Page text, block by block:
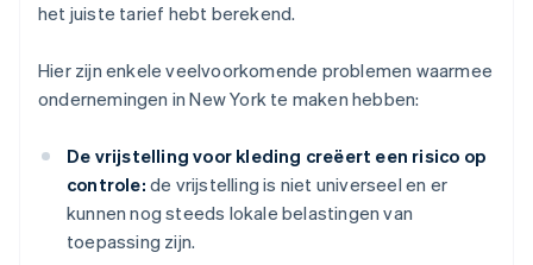
het juiste tarief hebt berekend.
Hier zijn enkele veelvoorkomende problemen waarmee
ondernemingen in New York te maken hebben:
De vrijstelling voor kleding creëert een risico op
controle: de vrijstelling is niet universeel en er
kunnen nog steeds lokale belastingen van
toepassing zijn.